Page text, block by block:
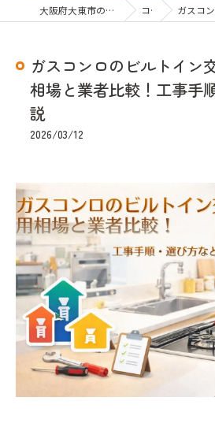
大阪府大東市のリフォームならすまいりー コラム ガスコンロのビル
ガスコンロのビルトイン
相場と業者比較！工事手
説
2026/03/12